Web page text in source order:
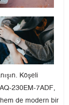
Köşeli
230EM-7ADF,
de modern bir